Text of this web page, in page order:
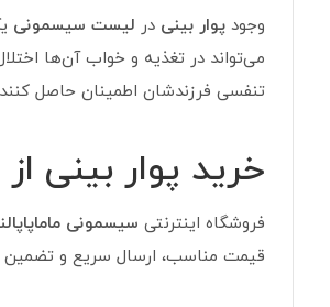
وجود پوار بینی در لیست سیسمونی
می‌تواند در تغذیه و خواب آن‌ها
تنفسی فرزندشان اطمینان حاصل
خرید پوار بینی
فروشگاه اینترنتی سیسمونی
قیمت مناسب، ارسال سریع و تضمین